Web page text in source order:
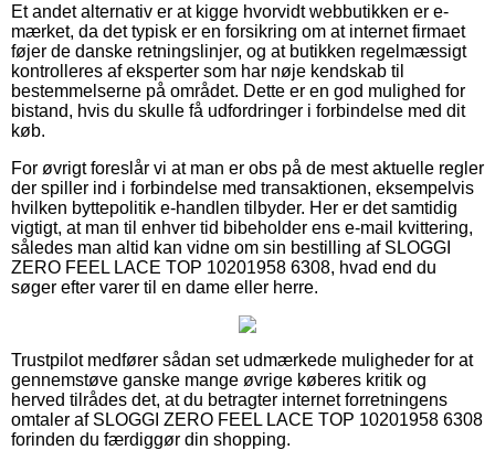
Et andet alternativ er at kigge hvorvidt webbutikken er e-
mærket, da det typisk er en forsikring om at internet firmaet
føjer de danske retningslinjer, og at butikken regelmæssigt
kontrolleres af eksperter som har nøje kendskab til
bestemmelserne på området. Dette er en god mulighed for
bistand, hvis du skulle få udfordringer i forbindelse med dit
køb.
For øvrigt foreslår vi at man er obs på de mest aktuelle regler
der spiller ind i forbindelse med transaktionen, eksempelvis
hvilken byttepolitik e-handlen tilbyder. Her er det samtidig
vigtigt, at man til enhver tid bibeholder ens e-mail kvittering,
således man altid kan vidne om sin bestilling af SLOGGI
ZERO FEEL LACE TOP 10201958 6308, hvad end du
søger efter varer til en dame eller herre.
Trustpilot medfører sådan set udmærkede muligheder for at
gennemstøve ganske mange øvrige køberes kritik og
herved tilrådes det, at du betragter internet forretningens
omtaler af SLOGGI ZERO FEEL LACE TOP 10201958 6308
forinden du færdiggør din shopping.